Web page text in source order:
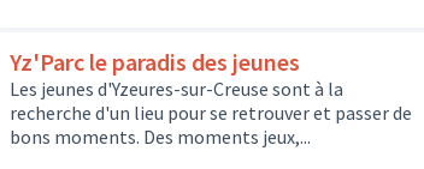
Yz'Parc le paradis des jeunes
Les jeunes d'Yzeures-sur-Creuse sont à la
recherche d'un lieu pour se retrouver et passer de
bons moments. Des moments jeux,...